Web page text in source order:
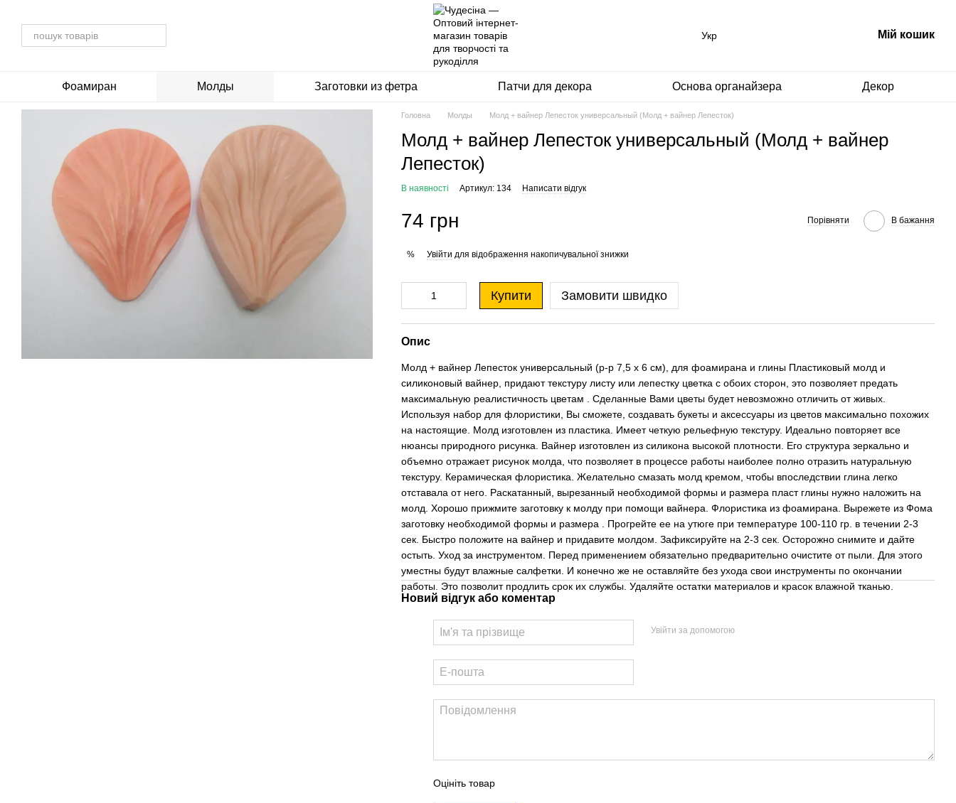
Укр Мій кошик
Фоамиран Молды Заготовки из фетра Патчи для декора Основа органайзера Декор
Головна Молды Молд + вайнер Лепесток универсальный (Молд + вайнер Лепесток)
Молд + вайнер Лепесток универсальный (Молд + вайнер
Лепесток)
В наявності Артикул: 134 Написати відгук
74 грн Порівняти В бажання
% Увійти для відображення накопичувальної знижки
Купити Замовити швидко
Опис
Молд + вайнер Лепесток универсальный (р-р 7,5 х 6 см), для фоамирана и глины Пластиковый молд и
силиконовый вайнер, придают текстуру листу или лепестку цветка с обоих сторон, это позволяет предать
максимальную реалистичность цветам . Сделанные Вами цветы будет невозможно отличить от живых.
Используя набор для флористики, Вы сможете, создавать букеты и аксессуары из цветов максимально похожих
на настоящие. Молд изготовлен из пластика. Имеет четкую рельефную текстуру. Идеально повторяет все
нюансы природного рисунка. Вайнер изготовлен из силикона высокой плотности. Его структура зеркально и
объемно отражает рисунок молда, что позволяет в процессе работы наиболее полно отразить натуральную
текстуру. Керамическая флористика. Желательно смазать молд кремом, чтобы впоследствии глина легко
отставала от него. Раскатанный, вырезанный необходимой формы и размера пласт глины нужно наложить на
молд. Хорошо прижмите заготовку к молду при помощи вайнера. Флористика из фоамирана. Вырежете из Фома
заготовку необходимой формы и размера . Прогрейте ее на утюге при температуре 100-110 гр. в течении 2-3
сек. Быстро положите на вайнер и придавите молдом. Зафиксируйте на 2-3 сек. Осторожно снимите и дайте
остыть. Уход за инструментом. Перед применением обязательно предварительно очистите от пыли. Для этого
уместны будут влажные салфетки. И конечно же не оставляйте без ухода свои инструменты по окончании
работы. Это позволит продлить срок их службы. Удаляйте остатки материалов и красок влажной тканью.
Новий відгук або коментар
Увійти за допомогою
Оцініть товар